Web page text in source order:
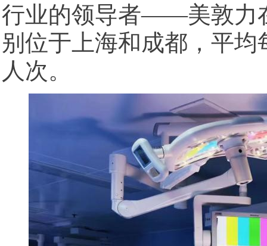
行业的领导者——美敦力
别位于上海和成都，平均
人次。